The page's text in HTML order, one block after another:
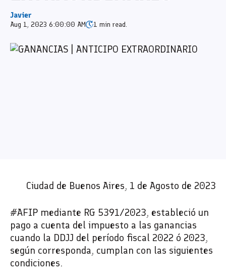
Javier
Aug 1, 2023 6:00:00 AM 1 min read.
Ciudad de Buenos Aires, 1 de Agosto de 2023
#AFIP mediante RG 5391/2023, estableció un
pago a cuenta del impuesto a las ganancias
cuando la DDJJ del período fiscal 2022 ó 2023,
según corresponda, cumplan con las siguientes
condiciones.